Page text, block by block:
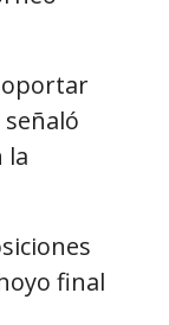
la
final